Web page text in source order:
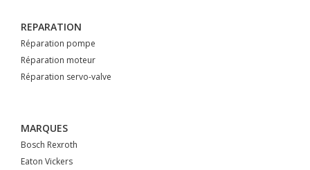
REPARATION
Réparation pompe
Réparation moteur
Réparation servo-valve
MARQUES
Bosch Rexroth
Eaton Vickers